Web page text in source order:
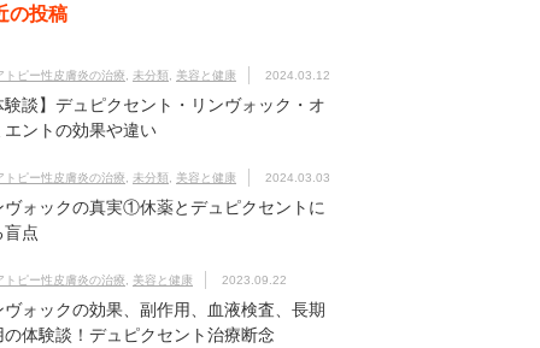
の投稿
トピー性皮膚炎の治療 未分類 美容と健康 2024.03.12
験談】デュピクセント・リンヴォック・オ
エントの効果や違い
トピー性皮膚炎の治療 未分類 美容と健康 2024.03.03
ヴォックの真実①休薬とデュピクセントに
盲点
トピー性皮膚炎の治療 美容と健康 2023.09.22
ヴォックの効果、副作用、血液検査、長期
の体験談！デュピクセント治療断念